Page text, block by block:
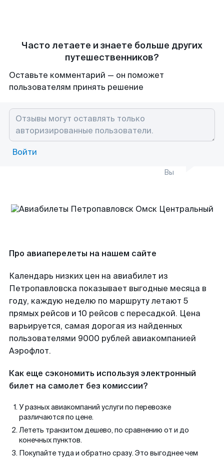
Часто летаете и знаете больше других
путешественников?
Оставьте комментарий — он поможет
пользователям принять решение
Войти
Вы
Про авиаперелеты на нашем сайте
Календарь низких цен на авиабилет из
Петропавловска показывает выгодные месяца в
году, каждую неделю по маршруту летают 5
прямых рейсов и 10 рейсов с пересадкой. Цена
варьируется, самая дорогая из найденных
пользователями 9000 рублей авиакомпанией
Аэрофлот.
Как еще сэкономить используя электронный
билет на самолет без комиссии?
У разных авиакомпаний услуги по перевозке
различаются по цене.
Лететь транзитом дешево, по сравнению от и до
конечных пунктов.
Покупайте туда и обратно сразу. Это выгоднее чем